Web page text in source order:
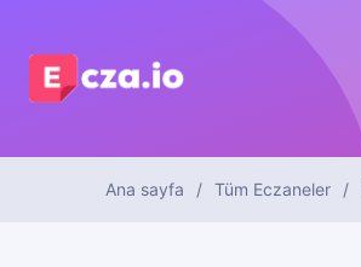
Ana sayfa Tüm Eczaneler